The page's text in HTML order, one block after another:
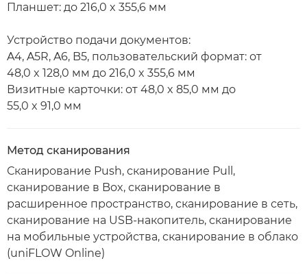
Планшет: до 216,0 x 355,6 мм
Устройство подачи документов:
A4, A5R, A6, B5, пользовательский формат: от
48,0 x 128,0 мм до 216,0 x 355,6 мм
Визитные карточки: от 48,0 x 85,0 мм до
55,0 x 91,0 мм
Метод сканирования
Сканирование Push, сканирование Pull,
сканирование в Box, сканирование в
расширенное пространство, сканирование в сеть,
сканирование на USB-накопитель, сканирование
на мобильные устройства, сканирование в облако
(uniFLOW Online)